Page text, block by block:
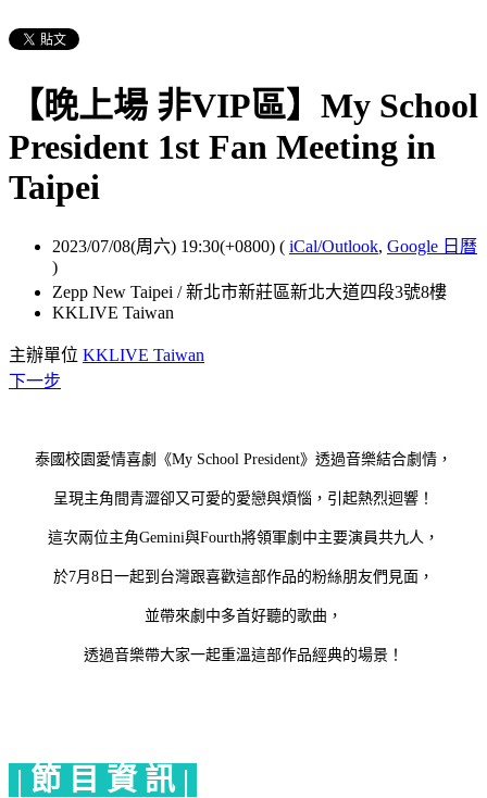
【晚上場 非VIP區】My School
President 1st Fan Meeting in
Taipei
2023/07/08(周六) 19:30(+0800) ( iCal/Outlook, Google 日曆
)
Zepp New Taipei / 新北市新莊區新北大道四段3號8樓
KKLIVE Taiwan
主辦單位 KKLIVE Taiwan
下一步
泰國校園愛情喜劇《My School President》透過音樂結合劇情，
呈現主角間青澀卻又可愛的愛戀與煩惱，引起熱烈迴響！
這次兩位主角Gemini與Fourth將領軍劇中主要演員共九人，
於7月8日一起到台灣跟喜歡這部作品的粉絲朋友們見面，
並帶來劇中多首好聽的歌曲，
透過音樂帶大家一起重溫這部作品經典的場景！
| 節 目 資 訊 |